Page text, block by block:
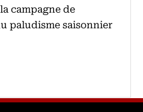
campagne de
paludisme saisonnier